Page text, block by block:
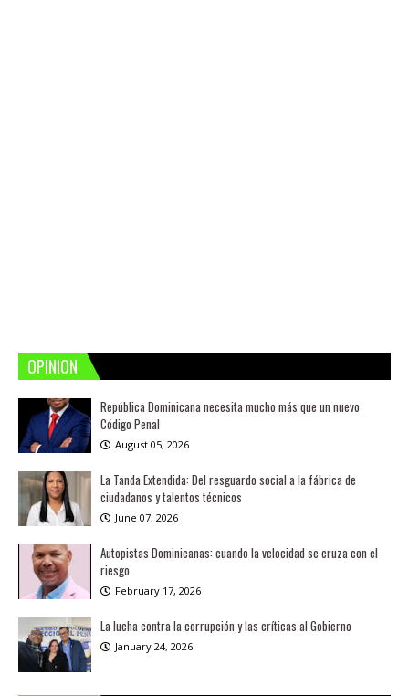
OPINION
República Dominicana necesita mucho más que un nuevo
Código Penal
August 05, 2026
La Tanda Extendida: Del resguardo social a la fábrica de
ciudadanos y talentos técnicos
June 07, 2026
Autopistas Dominicanas: cuando la velocidad se cruza con el
riesgo
February 17, 2026
La lucha contra la corrupción y las críticas al Gobierno
January 24, 2026